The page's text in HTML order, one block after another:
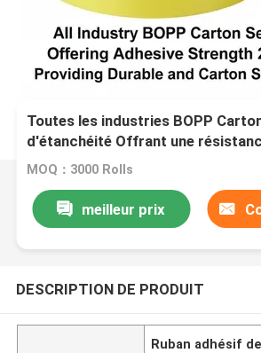
Toutes les industries BOPP
d'étanchéité Offrant une
50g25mm Fournissant des
MOQ：3000 Rolls
meilleur prix
DESCRIPTION DE PRODUIT
Ruban adhésif